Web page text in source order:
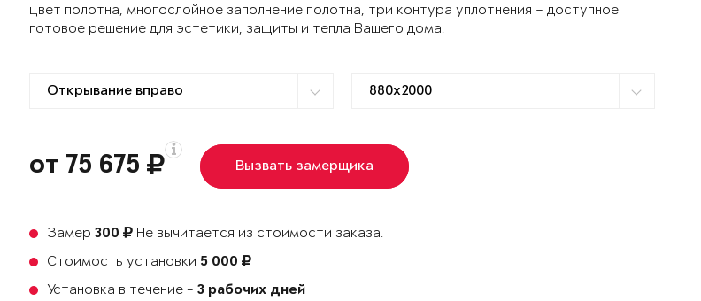
цвет полотна, многослойное заполнение полотна, три контура уплотнения – доступное
готовое решение для эстетики, защиты и тепла Вашего дома.
от 75 675 Вызвать замерщика
Замер300
Не вычитается из стоимости заказа.
Стоимость установки 5 000
Установка в течение -3 рабочих дней